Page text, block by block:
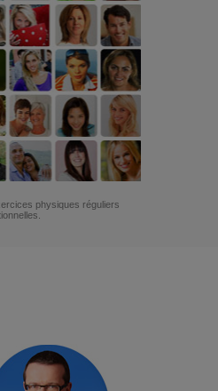
physiques réguliers